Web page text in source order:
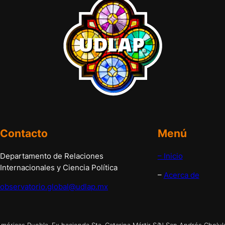
Contacto
Departamento de Relaciones
Internacionales y Ciencia Política
observatorio.global@udlap.mx
Menú
– Inicio
– Acerca de